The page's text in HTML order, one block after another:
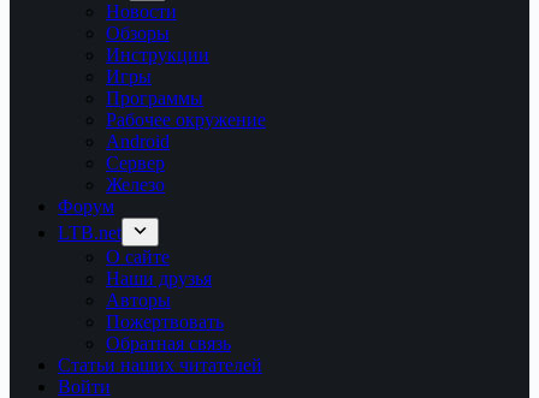
Новости
Обзоры
Инструкции
Игры
Программы
Рабочее окружение
Android
Сервер
Железо
Форум
LTB.net
О сайте
Наши друзья
Авторы
Пожертвовать
Обратная связь
Статьи наших читателей
Войти